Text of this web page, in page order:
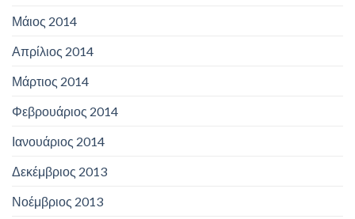
Μάιος 2014
Απρίλιος 2014
Μάρτιος 2014
Φεβρουάριος 2014
Ιανουάριος 2014
Δεκέμβριος 2013
Νοέμβριος 2013